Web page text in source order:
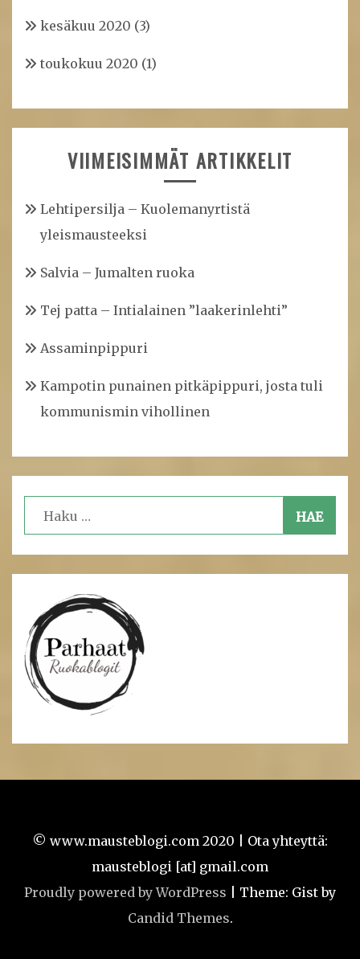
kesäkuu 2020 (3)
toukokuu 2020 (1)
VIIMEISIMMÄT ARTIKKELIT
Lehtipersilja – Kuolemanyrtistä
yleismausteeksi
Salvia – Jumalten ruoka
Tej patta – Intialainen ”laakerinlehti”
Assaminpippuri
Kampotin punainen pitkäpippuri, josta tuli
kommunismin vihollinen
Haku:
© www.mausteblogi.com 2020 | Ota yhteyttä:
mausteblogi [at] gmail.com
Proudly powered by WordPress
Theme: Gist by
Candid Themes.